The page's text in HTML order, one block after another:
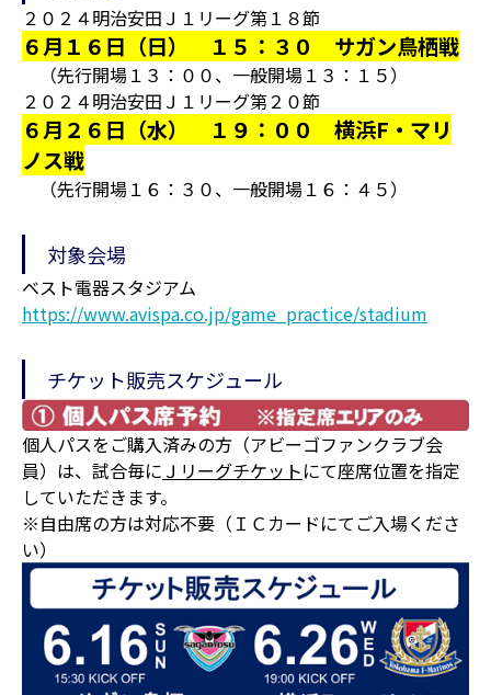
２０２４明治安田Ｊ１リーグ第１８節
６月１６日（日） １５：３０ サガン鳥栖戦
（先行開場１３：００、一般開場１３：１５）
２０２４明治安田Ｊ１リーグ第２０節
６月２６日（水） １９：００ 横浜F・マリ
ノス戦
（先行開場１６：３０、一般開場１６：４５）
対象会場
ベスト電器スタジアム
https://www.avispa.co.jp/game_practice/stadium
チケット販売スケジュール
個人パスをご購入済みの方（アビーゴファンクラブ会
員）は、試合毎に Ｊリーグチケットにて座席位置を指定
していただきます。
※自由席の方は対応不要（ＩＣカードにてご入場くださ
い）